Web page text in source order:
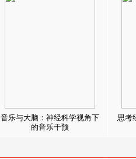
音乐与大脑：神经科学视角下
的音乐干预
思考